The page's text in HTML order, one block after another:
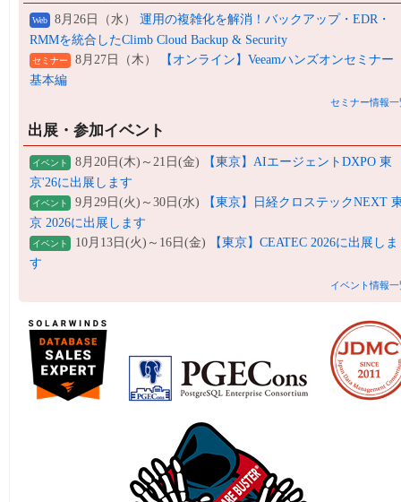
Web 8月26日（水） 運用の複雑化を解消！バックアップ・EDR・
RMMを統合したClimb Cloud Backup & Security
セミナー 8月27日（木）
【オンライン】Veeamハンズオンセミナー
基本編
セミナー情報一
出展・参加イベント
イベント 8月20日(木)～21日(金)
【東京】AIエージェントDXPO 東
京'26に出展します
イベント 9月29日(火)～30日(水)
【東京】日経クロステックNEXT
京 2026に出展します
イベント 10月13日(火)～16日(金)
【東京】CEATEC 2026に出展しま
す
イベント情報一